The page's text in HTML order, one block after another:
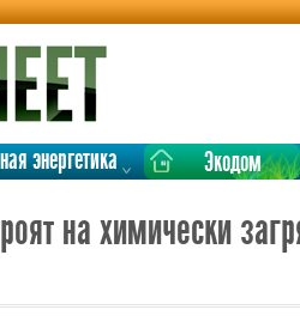
энергетика Экодом
на химически